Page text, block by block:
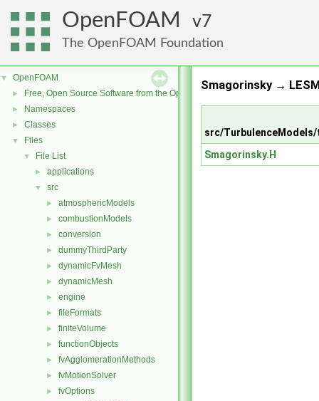
OpenFOAM 7
The OpenFOAM Foundation
▼ OpenFOAM
► Free, Open Source Software from the OpenFOAM Foundation
► Namespaces
► Classes
▼ Files
▼ File List
► applications
▼ src
► atmosphericModels
► combustionModels
► conversion
► dummyThirdParty
► dynamicFvMesh
► dynamicMesh
► engine
► fileFormats
► finiteVolume
► functionObjects
► fvAgglomerationMethods
► fvMotionSolver
► fvOptions
Smagorinsky →
src/
Smagorinsky.H